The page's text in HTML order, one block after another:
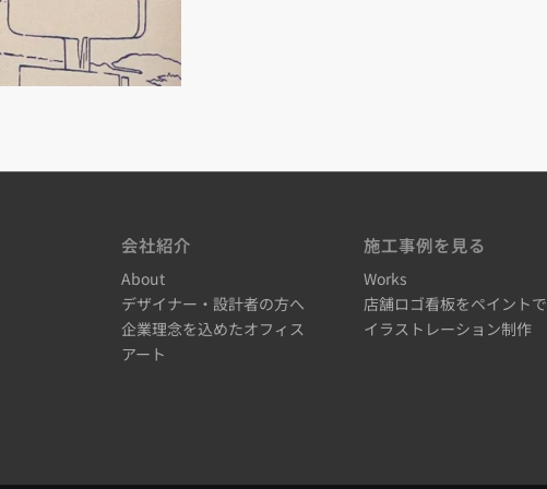
会社紹介
About
デザイナー・設計者の方へ
企業理念を込めたオフィス
アート
施工事例を見る
Works
店舗ロゴ看板をペイントで
イラストレーション制作